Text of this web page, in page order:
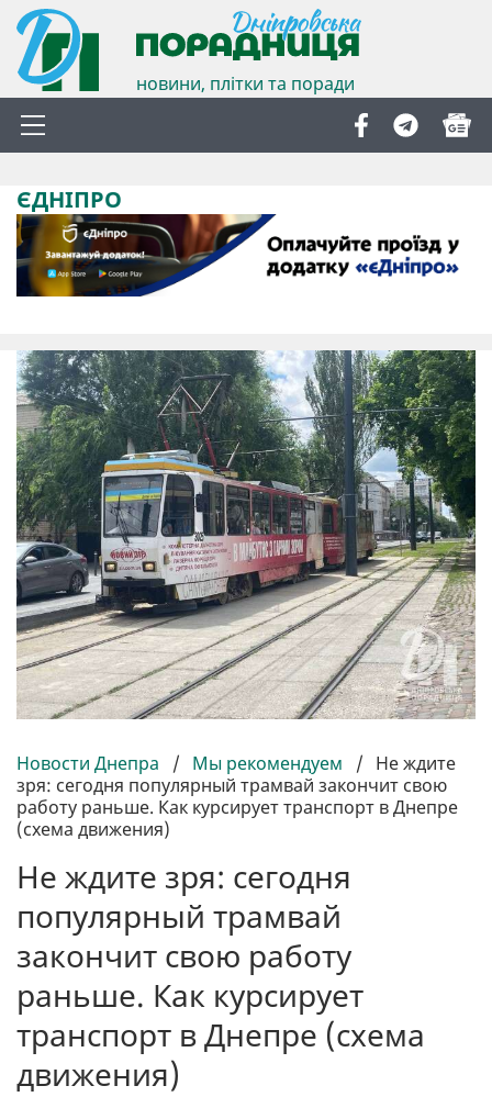
новини, плітки та поради
ЄДНІПРО
Новости Днепра / Мы рекомендуем / Не ждите
зря: сегодня популярный трамвай закончит свою
работу раньше. Как курсирует транспорт в Днепре
(схема движения)
Не ждите зря: сегодня
популярный трамвай
закончит свою работу
раньше. Как курсирует
транспорт в Днепре (схема
движения)